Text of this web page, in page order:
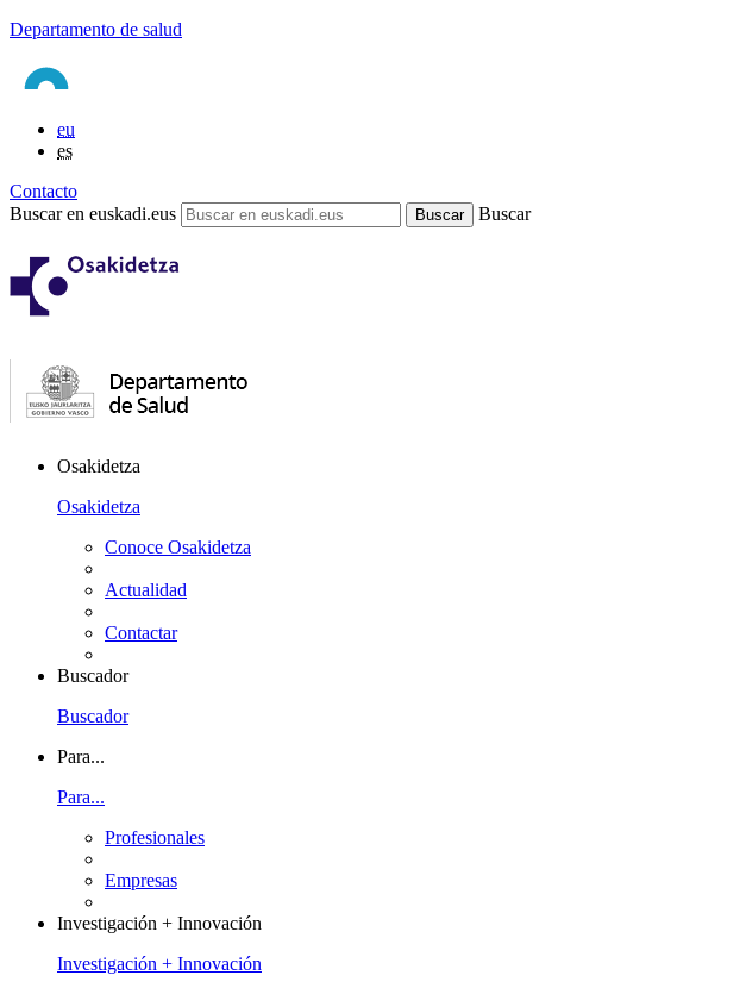
Departamento de salud
eu
es
Contacto
Buscar en euskadi.eus
Buscar
Osakidetza
Osakidetza
Conoce Osakidetza
Actualidad
Contactar
Buscador
Buscador
Para...
Para...
Profesionales
Empresas
Investigación + Innovación
Investigación + Innovación